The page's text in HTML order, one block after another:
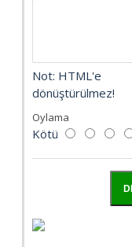
Not: HTML'e
dönüştürülmez!
Oylama
Kötü